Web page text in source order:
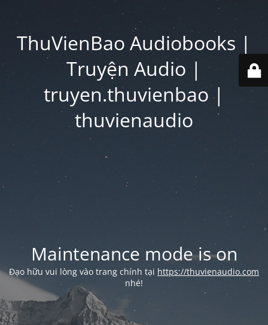
ThuVienBao Audiobooks |
Truyện Audio |
truyen.thuvienbao |
thuvienaudio
Maintenance mode is on
Đạo hữu vui lòng vào trang chính tại https://thuvienaudio.com
nhé!